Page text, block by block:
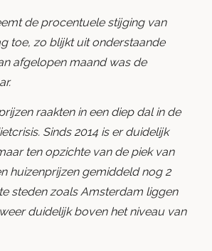
de procentuele stijging van
toe, zo blijkt uit onderstaande
afgelopen maand was de
raakten in een diep dal in de
Sinds 2014 is er duidelijk
ten opzichte van de piek van
huizenprijzen gemiddeld nog 2
steden zoals Amsterdam liggen
duidelijk boven het niveau van